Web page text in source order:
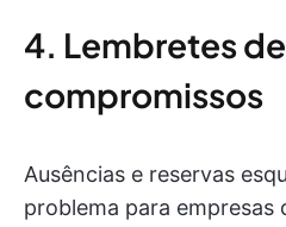
4. Lembretes de
compromissos
Ausências e reservas
problema para empresas